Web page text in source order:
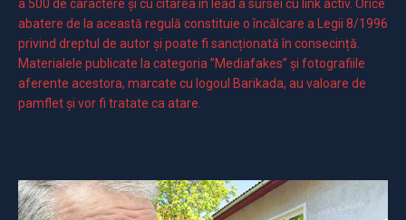
a 500 de caractere şi cu citarea în lead a sursei cu link activ. Orice
abatere de la această regulă constituie o încălcare a Legii 8/1996
privind dreptul de autor și poate fi sancționată în consecință.
Materialele publicate la categoria ”Mediafakes” și fotografiile
aferente acestora, marcate cu logoul Barikada, au valoare de
pamflet și vor fi tratate ca atare.